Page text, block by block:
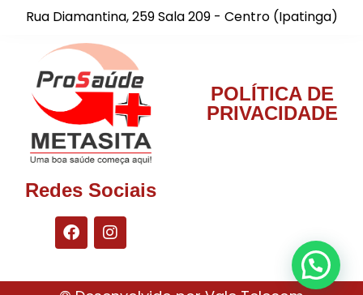
Rua Diamantina, 259 Sala 209 - Centro (Ipatinga)
POLÍTICA DE
PRIVACIDADE
Redes Sociais